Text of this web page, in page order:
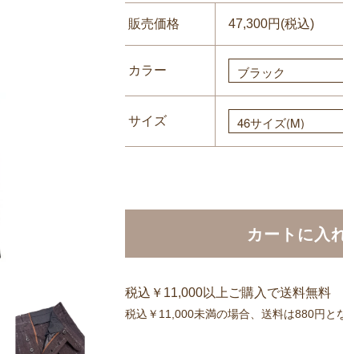
販売価格 47,300円(税込)
カラー
サイズ
カートに入
税込￥11,000以上ご購入で送料無料
税込￥11,000未満の場合、送料は880円と